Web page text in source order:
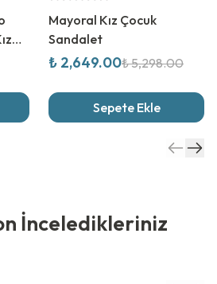
Mayoral Kız Çocuk
Sandalet
₺ 2,649.00₺ 5,298.00
Sepete Ekle